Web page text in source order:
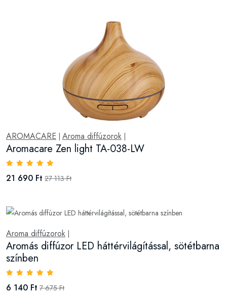
AROMACARE | Aroma diffúzorok |
Aromacare Zen light TA-038-LW
21 690 Ft 27 113 Ft
Aroma diffúzorok |
Aromás diffúzor LED háttérvilágítással, sötétbarna
színben
6 140 Ft 7 675 Ft